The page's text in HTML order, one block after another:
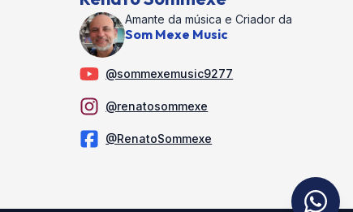
Amante da música e Criador da
Som Mexe Music
@sommexemusic9277
@renatosommexe
@RenatoSommexe